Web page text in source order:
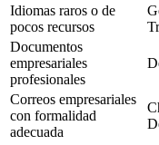
Idiomas raros o de
pocos recursos
Documentos
empresariales
profesionales
Correos empresariales
con formalidad
adecuada